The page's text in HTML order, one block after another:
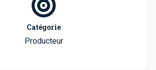
Catégorie
Producteur